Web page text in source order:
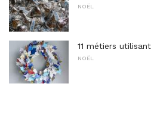
NOËL
11 métiers
NOËL